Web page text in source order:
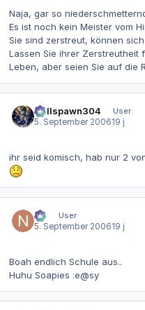
Naja, gar so
Es ist noch kein Meister vom
Sie sind zerstreut, können
Lassen Sie ihrer Zerstreutheit
Leben, aber seien Sie auf die
Hellspawn304
User
5. September 200619 j
ihr seid komisch, hab nur 2
Ntl
User
5. September 200619 j
Boah endlich Schule aus..
Huhu Soapies :e@sy